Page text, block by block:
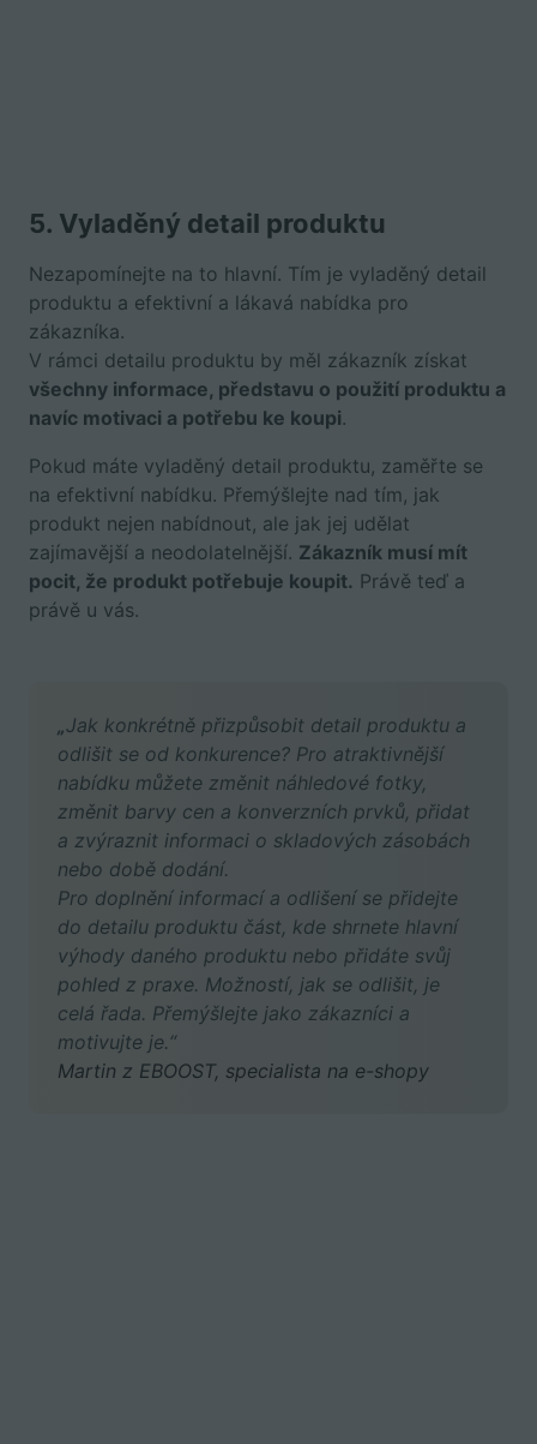
5. Vyladěný detail produktu
Nezapomínejte na to hlavní. Tím je vyladěný detail
produktu a efektivní a lákavá nabídka pro
zákazníka.
V rámci detailu produktu by měl zákazník získat
všechny informace, představu o použití produktu a
navíc motivaci a potřebu ke koupi.
Pokud máte vyladěný detail produktu, zaměřte se
na efektivní nabídku. Přemýšlejte nad tím, jak
produkt nejen nabídnout, ale jak jej udělat
zajímavější a neodolatelnější. Zákazník musí mít
pocit, že produkt potřebuje koupit. Právě teď a
právě u vás.
„Jak konkrétně přizpůsobit detail produktu a
odlišit se od konkurence? Pro atraktivnější
nabídku můžete změnit náhledové fotky,
změnit barvy cen a konverzních prvků, přidat
a zvýraznit informaci o skladových zásobách
nebo době dodání.
Pro doplnění informací a odlišení se přidejte
do detailu produktu část, kde shrnete hlavní
výhody daného produktu nebo přidáte svůj
pohled z praxe. Možností, jak se odlišit, je
celá řada. Přemýšlejte jako zákazníci a
motivujte je.“
Martin z EBOOST, specialista na e-shopy